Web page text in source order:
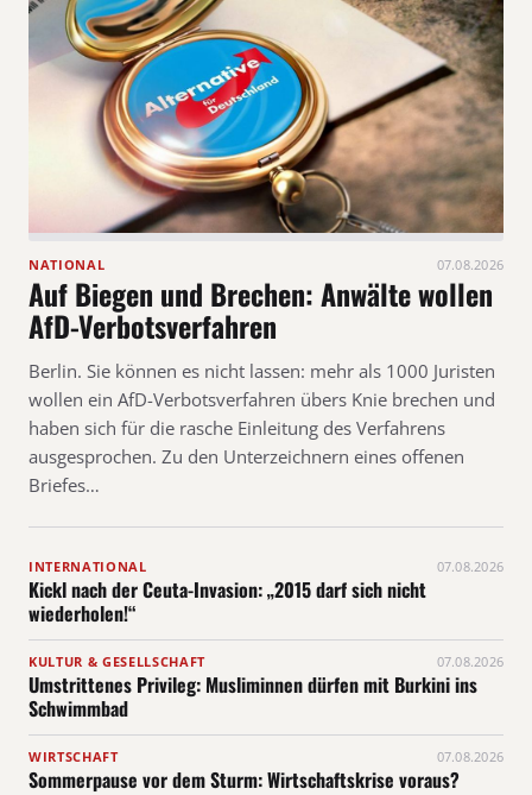
NATIONAL 07.08.2026
Auf Biegen und Brechen: Anwälte wollen
AfD-Verbotsverfahren
Berlin. Sie können es nicht lassen: mehr als 1000 Juristen
wollen ein AfD-Verbotsverfahren übers Knie brechen und
haben sich für die rasche Einleitung des Verfahrens
ausgesprochen. Zu den Unterzeichnern eines offenen
Briefes…
INTERNATIONAL 07.08.2026
Kickl nach der Ceuta-Invasion: „2015 darf sich nicht
wiederholen!“
KULTUR & GESELLSCHAFT 07.08.2026
Umstrittenes Privileg: Musliminnen dürfen mit Burkini ins
Schwimmbad
WIRTSCHAFT 07.08.2026
Sommerpause vor dem Sturm: Wirtschaftskrise voraus?